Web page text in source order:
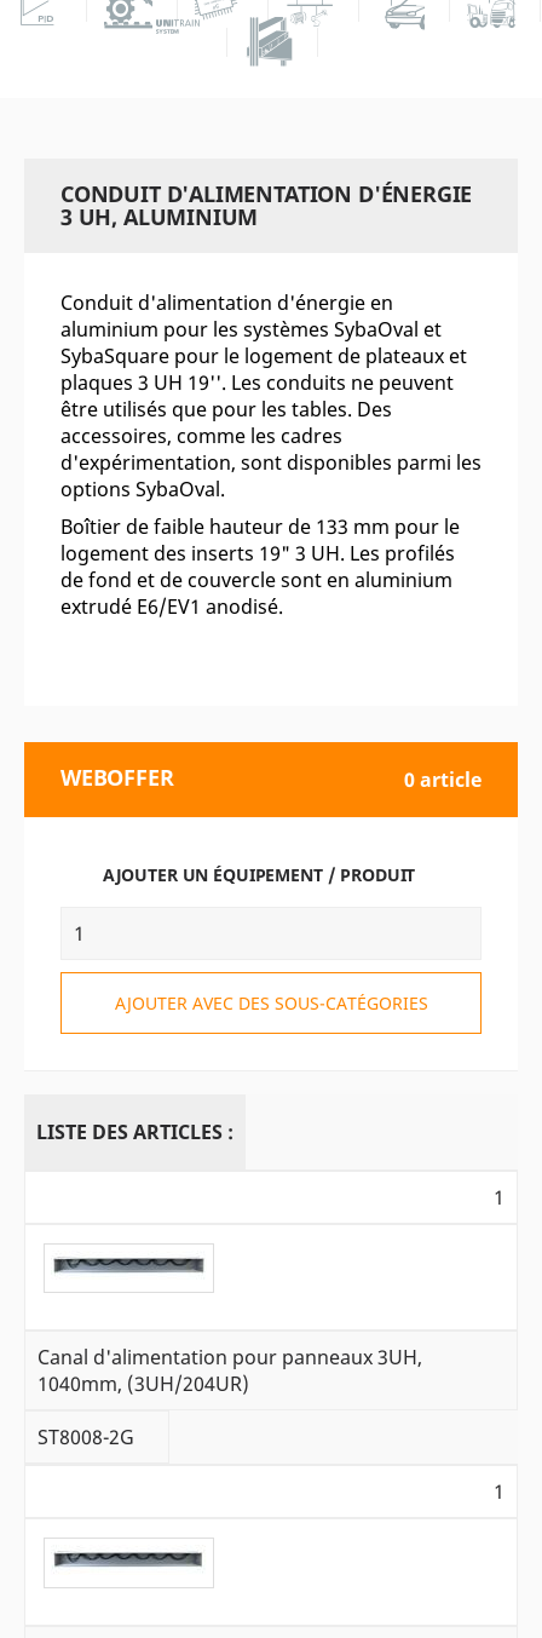
CONDUIT D'ALIMENTATION D'ÉNERGIE
3 UH, ALUMINIUM
Conduit d'alimentation d'énergie en
aluminium pour les systèmes SybaOval et
SybaSquare pour le logement de plateaux et
plaques 3 UH 19''. Les conduits ne peuvent
être utilisés que pour les tables. Des
accessoires, comme les cadres
d'expérimentation, sont disponibles parmi les
options SybaOval.
Boîtier de faible hauteur de 133 mm pour le
logement des inserts 19" 3 UH. Les profilés
de fond et de couvercle sont en aluminium
extrudé E6/EV1 anodisé.
WEBOFFER 0 article
AJOUTER UN ÉQUIPEMENT / PRODUIT
AJOUTER AVEC DES SOUS-CATÉGORIES
LISTE DES ARTICLES :
1
Canal d'alimentation pour panneaux 3UH,
1040mm, (3UH/204UR)
ST8008-2G
1